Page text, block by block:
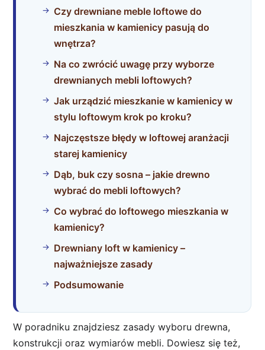
Czy drewniane meble loftowe do
mieszkania w kamienicy pasują do
wnętrza?
Na co zwrócić uwagę przy wyborze
drewnianych mebli loftowych?
Jak urządzić mieszkanie w kamienicy w
stylu loftowym krok po kroku?
Najczęstsze błędy w loftowej aranżacji
starej kamienicy
Dąb, buk czy sosna – jakie drewno
wybrać do mebli loftowych?
Co wybrać do loftowego mieszkania w
kamienicy?
Drewniany loft w kamienicy –
najważniejsze zasady
Podsumowanie
W poradniku znajdziesz zasady wyboru drewna,
konstrukcji oraz wymiarów mebli. Dowiesz się też,